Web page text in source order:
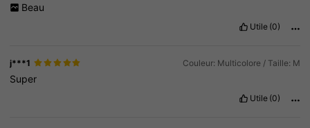
Beau
Utile (0)
j***1 Couleur: Multicolore / Taille: M
Super
Utile (0)